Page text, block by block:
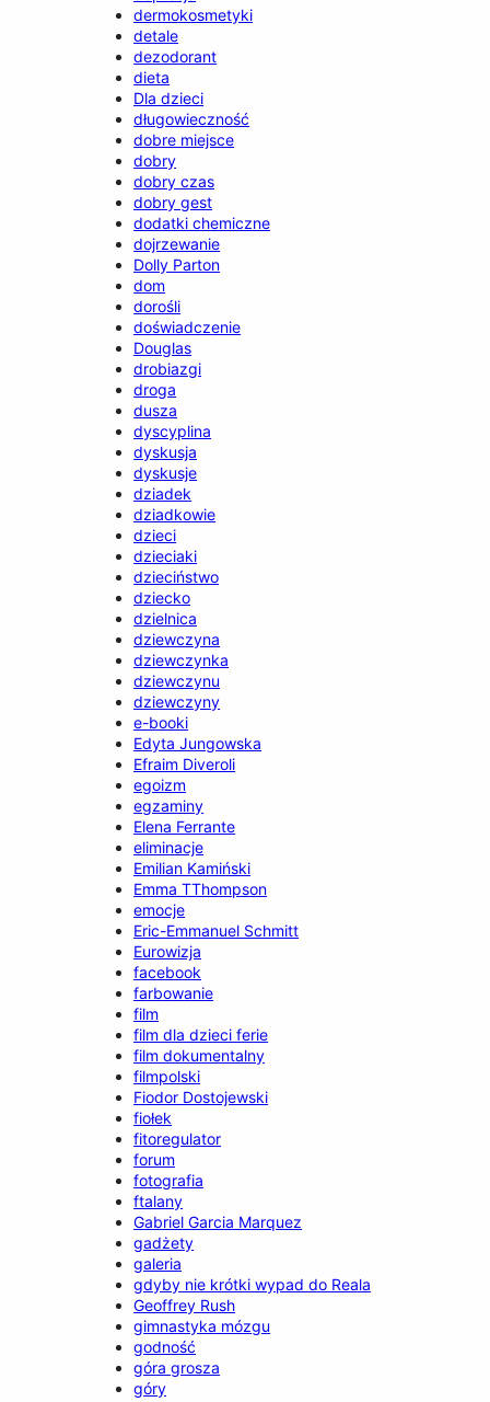
dermokosmetyki
detale
dezodorant
dieta
Dla dzieci
długowieczność
dobre miejsce
dobry
dobry czas
dobry gest
dodatki chemiczne
dojrzewanie
Dolly Parton
dom
dorośli
doświadczenie
Douglas
drobiazgi
droga
dusza
dyscyplina
dyskusja
dyskusje
dziadek
dziadkowie
dzieci
dzieciaki
dzieciństwo
dziecko
dzielnica
dziewczyna
dziewczynka
dziewczynu
dziewczyny
e-booki
Edyta Jungowska
Efraim Diveroli
egoizm
egzaminy
Elena Ferrante
eliminacje
Emilian Kamiński
Emma TThompson
emocje
Eric-Emmanuel Schmitt
Eurowizja
facebook
farbowanie
film
film dla dzieci ferie
film dokumentalny
filmpolski
Fiodor Dostojewski
fiołek
fitoregulator
forum
fotografia
ftalany
Gabriel Garcia Marquez
gadżety
galeria
gdyby nie krótki wypad do Reala
Geoffrey Rush
gimnastyka mózgu
godność
góra grosza
góry